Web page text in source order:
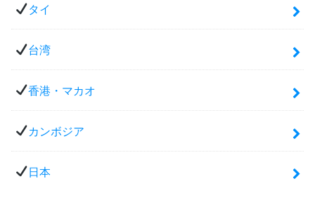
タイ
台湾
香港・マカオ
カンボジア
日本